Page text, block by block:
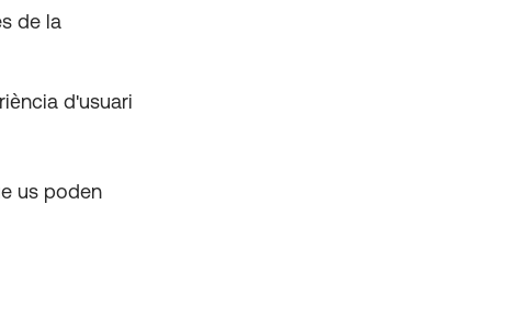
de la
d'usuari
us poden